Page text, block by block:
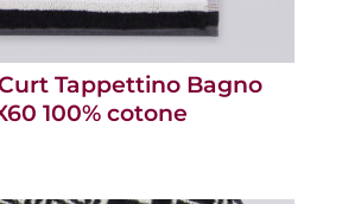
Tappettino Bagno
100% cotone